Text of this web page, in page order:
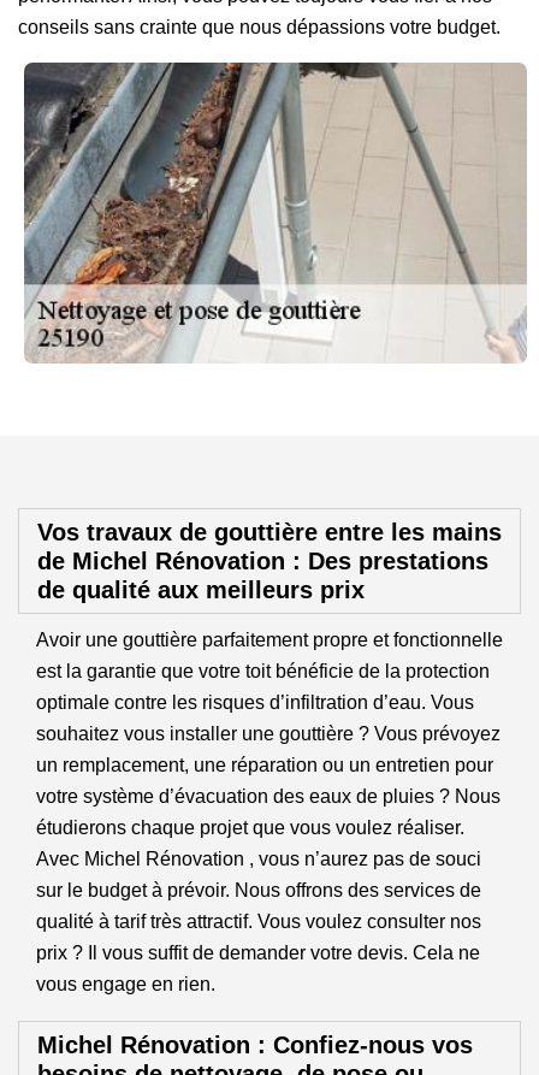
conseils sans crainte que nous dépassions votre budget.
Vos travaux de gouttière entre les mains
de Michel Rénovation : Des prestations
de qualité aux meilleurs prix
Avoir une gouttière parfaitement propre et fonctionnelle
est la garantie que votre toit bénéficie de la protection
optimale contre les risques d’infiltration d’eau. Vous
souhaitez vous installer une gouttière ? Vous prévoyez
un remplacement, une réparation ou un entretien pour
votre système d’évacuation des eaux de pluies ? Nous
étudierons chaque projet que vous voulez réaliser.
Avec Michel Rénovation , vous n’aurez pas de souci
sur le budget à prévoir. Nous offrons des services de
qualité à tarif très attractif. Vous voulez consulter nos
prix ? Il vous suffit de demander votre devis. Cela ne
vous engage en rien.
Michel Rénovation : Confiez-nous vos